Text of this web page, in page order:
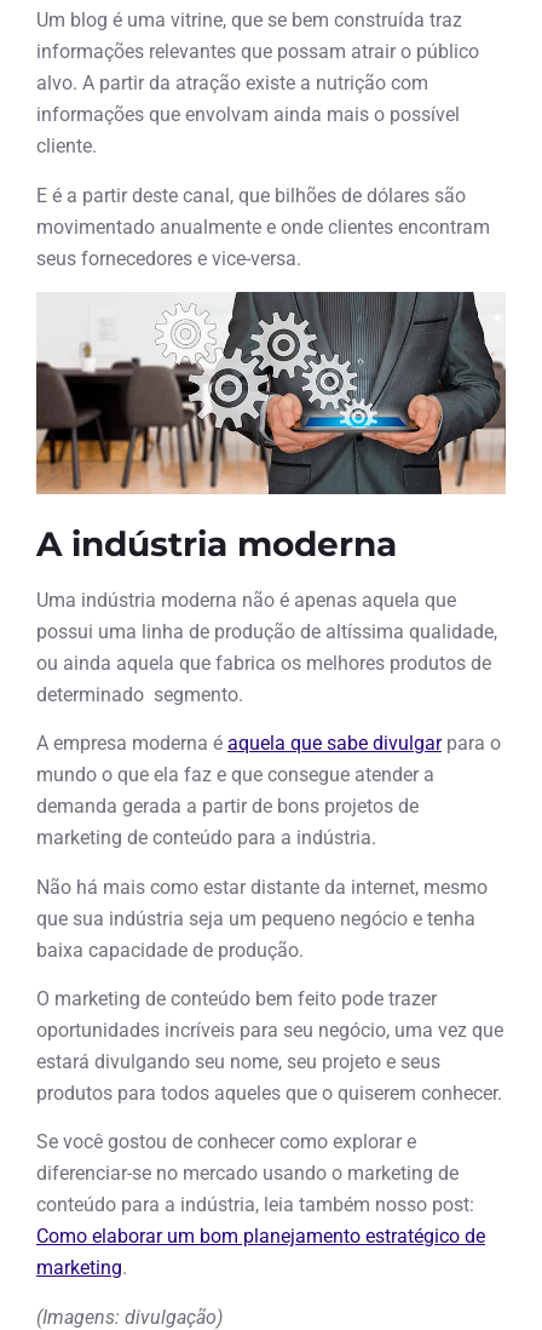
Um blog é uma vitrine, que se bem construída traz
informações relevantes que possam atrair o público
alvo. A partir da atração existe a nutrição com
informações que envolvam ainda mais o possível
cliente.
E é a partir deste canal, que bilhões de dólares são
movimentado anualmente e onde clientes encontram
seus fornecedores e vice-versa.
A indústria moderna
Uma indústria moderna não é apenas aquela que
possui uma linha de produção de altíssima qualidade,
ou ainda aquela que fabrica os melhores produtos de
determinado segmento.
A empresa moderna é aquela que sabe divulgarpara o
mundo o que ela faz e que consegue atender a
demanda gerada a partir de bons projetos de
marketing de conteúdo para a indústria.
Não há mais como estar distante da internet, mesmo
que sua indústria seja um pequeno negócio e tenha
baixa capacidade de produção.
O marketing de conteúdo bem feito pode trazer
oportunidades incríveis para seu negócio, uma vez que
estará divulgando seu nome, seu projeto e seus
produtos para todos aqueles que o quiserem conhecer.
Se você gostou de conhecer como explorar e
diferenciar-se no mercado usando o marketing de
conteúdo para a indústria, leia também nosso post:
Como elaborar um bom planejamento estratégico de
marketing.
(Imagens: divulgação)